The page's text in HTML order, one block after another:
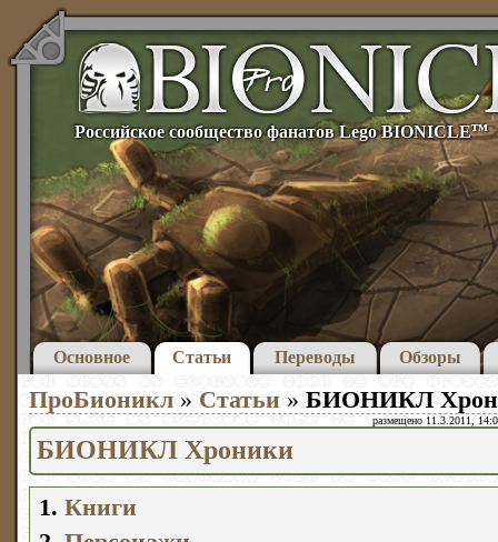
Российское сообщество фанатов Lego BIONICLEтм
Основное Статьи Переводы Обзоры
ПроБионикл » Статьи » БИОНИКЛ
размещено 11.3.2011,
БИОНИКЛ Хроники
1. Книги